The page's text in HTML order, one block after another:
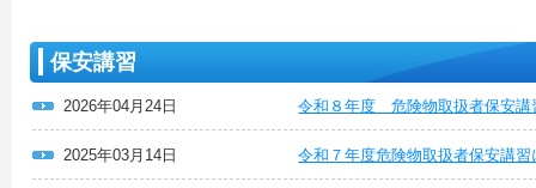
保安講習
2026年04月24日 令和８年度 危険物取扱者保安講
2025年03月14日 令和７年度危険物取扱者保安講習